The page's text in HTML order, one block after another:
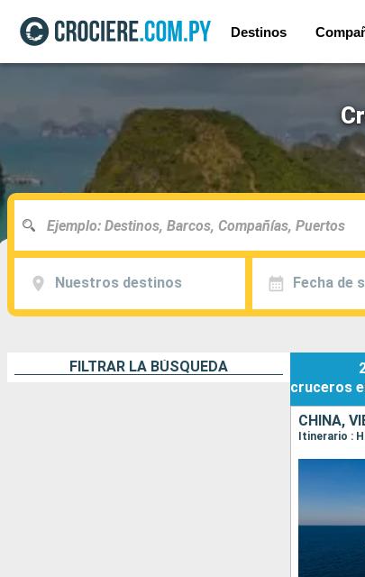
Destinos
Nuestros destinos Fecha de
FILTRAR LA BÚSQUEDA
cruceros
CHINA,
Itinerario :